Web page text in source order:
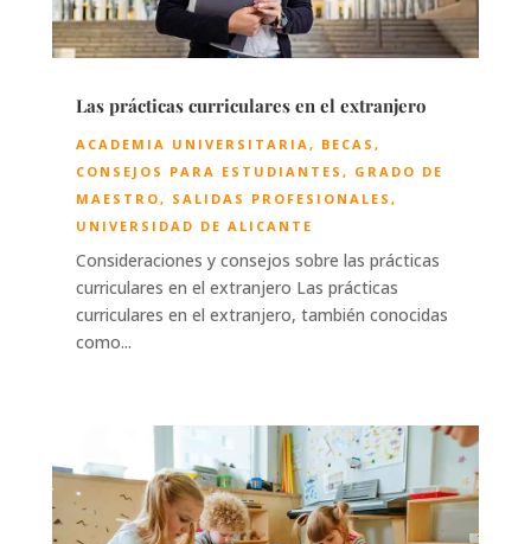
Las prácticas curriculares en el extranjero
ACADEMIA UNIVERSITARIA , BECAS ,
CONSEJOS PARA ESTUDIANTES , GRADO DE
MAESTRO, SALIDAS PROFESIONALES ,
UNIVERSIDAD DE ALICANTE
Consideraciones y consejos sobre las prácticas
curriculares en el extranjero Las prácticas
curriculares en el extranjero, también conocidas
como...